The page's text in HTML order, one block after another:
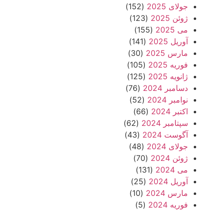
جولای 2025
(152)
ژوئن 2025
(123)
می 2025
(155)
آوریل 2025
(141)
مارس 2025
(30)
فوریه 2025
(105)
ژانویه 2025
(125)
دسامبر 2024
(76)
نوامبر 2024
(52)
اکتبر 2024
(66)
سپتامبر 2024
(62)
آگوست 2024
(43)
جولای 2024
(48)
ژوئن 2024
(70)
می 2024
(131)
آوریل 2024
(25)
مارس 2024
(10)
فوریه 2024
(5)